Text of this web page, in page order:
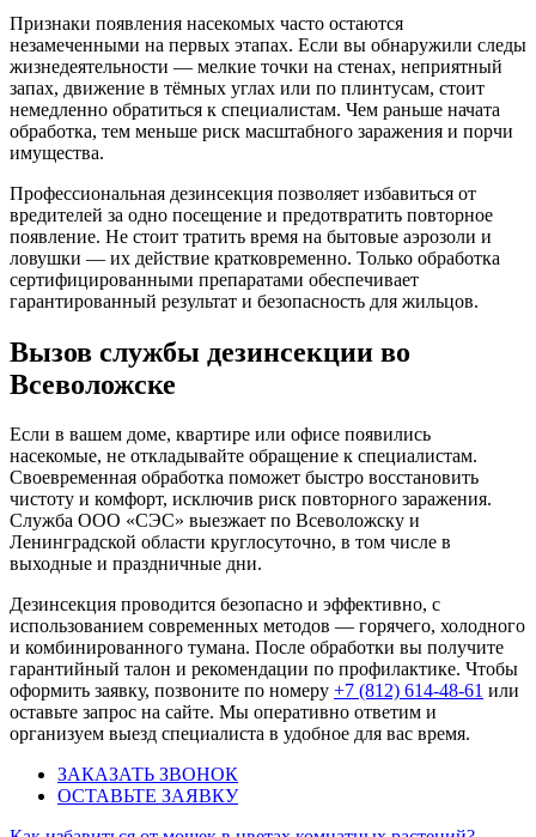
Признаки появления насекомых часто остаются
незамеченными на первых этапах. Если вы обнаружили следы
жизнедеятельности — мелкие точки на стенах, неприятный
запах, движение в тёмных углах или по плинтусам, стоит
немедленно обратиться к специалистам. Чем раньше начата
обработка, тем меньше риск масштабного заражения и порчи
имущества.
Профессиональная дезинсекция позволяет избавиться от
вредителей за одно посещение и предотвратить повторное
появление. Не стоит тратить время на бытовые аэрозоли и
ловушки — их действие кратковременно. Только обработка
сертифицированными препаратами обеспечивает
гарантированный результат и безопасность для жильцов.
Вызов службы дезинсекции во
Всеволожске
Если в вашем доме, квартире или офисе появились
насекомые, не откладывайте обращение к специалистам.
Своевременная обработка поможет быстро восстановить
чистоту и комфорт, исключив риск повторного заражения.
Служба ООО «СЭС» выезжает по Всеволожску и
Ленинградской области круглосуточно, в том числе в
выходные и праздничные дни.
Дезинсекция проводится безопасно и эффективно, с
использованием современных методов — горячего, холодного
и комбинированного тумана. После обработки вы получите
гарантийный талон и рекомендации по профилактике. Чтобы
оформить заявку, позвоните по номеру +7 (812) 614-48-61 или
оставьте запрос на сайте. Мы оперативно ответим и
организуем выезд специалиста в удобное для вас время.
ЗАКАЗАТЬ ЗВОНОК
ОСТАВЬТЕ ЗАЯВКУ